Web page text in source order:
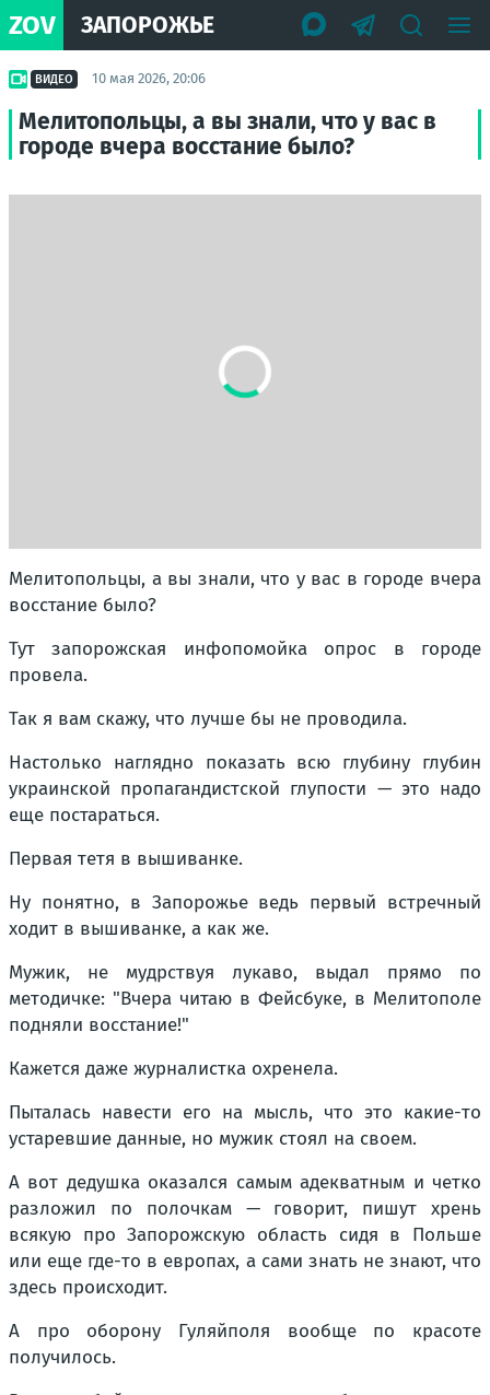
ZOV ЗАПОРОЖЬЕ
ВИДЕО 10 мая 2026, 20:06
Мелитопольцы, а вы знали, что у вас в
городе вчера восстание было?
Мелитопольцы, а вы знали, что у вас в городе вчера
восстание было?
Тут запорожская инфопомойка опрос в городе
провела.
Так я вам скажу, что лучше бы не проводила.
Настолько наглядно показать всю глубину глубин
украинской пропагандистской глупости — это надо
еще постараться.
Первая тетя в вышиванке.
Ну понятно, в Запорожье ведь первый встречный
ходит в вышиванке, а как же.
Мужик, не мудрствуя лукаво, выдал прямо по
методичке: "Вчера читаю в Фейсбуке, в Мелитополе
подняли восстание!"
Кажется даже журналистка охренела.
Пыталась навести его на мысль, что это какие-то
устаревшие данные, но мужик стоял на своем.
А вот дедушка оказался самым адекватным и четко
разложил по полочкам — говорит, пишут хрень
всякую про Запорожскую область сидя в Польше
или еще где-то в европах, а сами знать не знают, что
здесь происходит.
А про оборону Гуляйполя вообще по красоте
получилось.